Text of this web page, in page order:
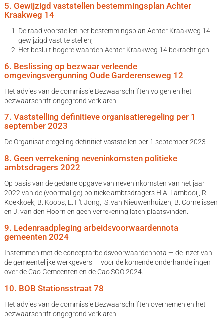
5. Gewijzigd vaststellen bestemmingsplan Achter
Kraakweg 14
De raad voorstellen het bestemmingsplan Achter Kraakweg 14
gewijzigd vast te stellen;
Het besluit hogere waarden Achter Kraakweg 14 bekrachtigen.
6. Beslissing op bezwaar verleende
omgevingsvergunning Oude Garderenseweg 12
Het advies van de commissie Bezwaarschriften volgen en het
bezwaarschrift ongegrond verklaren.
7. Vaststelling definitieve organisatieregeling per 1
september 2023
De Organisatieregeling definitief vaststellen per 1 september 2023
8. Geen verrekening neveninkomsten politieke
ambtsdragers 2022
Op basis van de gedane opgave van neveninkomsten van het jaar
2022 van de (voormalige) politieke ambtsdragers H.A. Lambooij, R.
Koekkoek, B. Koops, E.T 't Jong, S. van Nieuwenhuizen, B. Cornelissen
en J. van den Hoorn en geen verrekening laten plaatsvinden.
9. Ledenraadpleging arbeidsvoorwaardennota
gemeenten 2024
Instemmen met de conceptarbeidsvoorwaardennota — de inzet van
de gemeentelijke werkgevers — voor de komende onderhandelingen
over de Cao Gemeenten en de Cao SGO 2024.
10. BOB Stationsstraat 78
Het advies van de commissie Bezwaarschriften overnemen en het
bezwaarschrift ongegrond verklaren.